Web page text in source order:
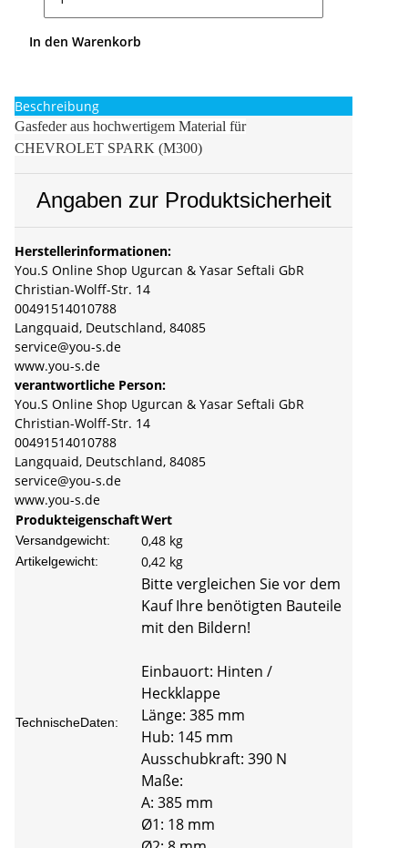
In den Warenkorb
Beschreibung
Gasfeder aus hochwertigem Material für
CHEVROLET SPARK (M300)
Angaben zur Produktsicherheit
Herstellerinformationen:
You.S Online Shop Ugurcan & Yasar Seftali GbR
Christian-Wolff-Str. 14
00491514010788
Langquaid, Deutschland, 84085
service@you-s.de
www.you-s.de
verantwortliche Person:
You.S Online Shop Ugurcan & Yasar Seftali GbR
Christian-Wolff-Str. 14
00491514010788
Langquaid, Deutschland, 84085
service@you-s.de
www.you-s.de
ProdukteigenschaftWert
Versandgewicht: 0,48 kg
Artikelgewicht: 0,42 kg
TechnischeDaten:
Bitte vergleichen Sie vor dem
Kauf Ihre benötigten Bauteile
mit den Bildern!
Einbauort: Hinten /
Heckklappe
Länge: 385 mm
Hub: 145 mm
Ausschubkraft: 390 N
Maße:
A: 385 mm
Ø1: 18 mm